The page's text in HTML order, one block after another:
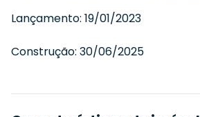
Lançamento: 19/01/2023
Construção: 30/06/2025